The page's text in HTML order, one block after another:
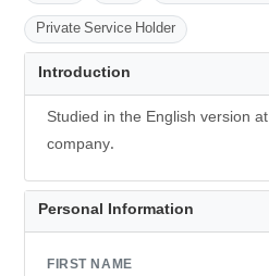
Private Service Holder
Introduction
Studied in the English version
company.
Personal Information
FIRST NAME